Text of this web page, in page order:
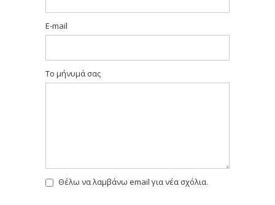
E-mail
Το μήνυμά σας
Θέλω να λαμβάνω email για νέα σχόλια.